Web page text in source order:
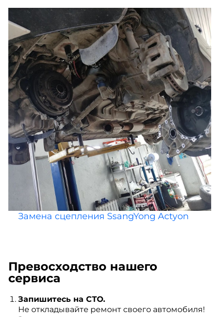
Замена сцепления SsangYong Actyon
Превосходство нашего
сервиса
Запишитесь на СТО.
Не откладывайте ремонт своего автомобиля!